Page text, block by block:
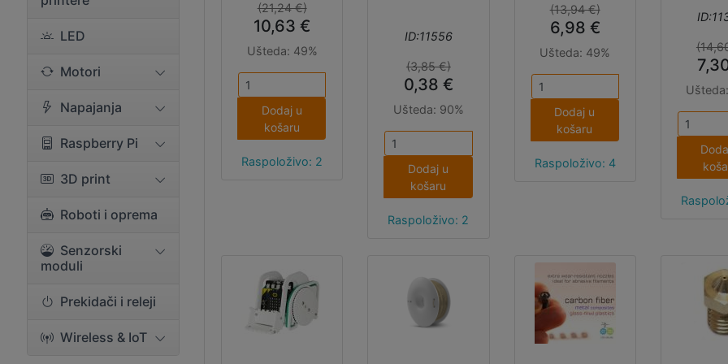
LED
Motori
Napajanja
Raspberry Pi
3D print
Roboti i oprema
Senzorski
moduli
Prekidači i releji
Wireless & IoT
(21,24 €)
10,63 €
Ušteda: 49%
Dodaj u
košaru
Raspoloživo: 2
ID:11556
(3,85 €)
0,38 €
Ušteda: 90%
Dodaj u
košaru
Raspoloživo: 2
(13,94 €)
6,98 €
Ušteda: 49%
Dodaj u
košaru
Raspoloživo: 4
s
dodatni
morate
Ušteda: